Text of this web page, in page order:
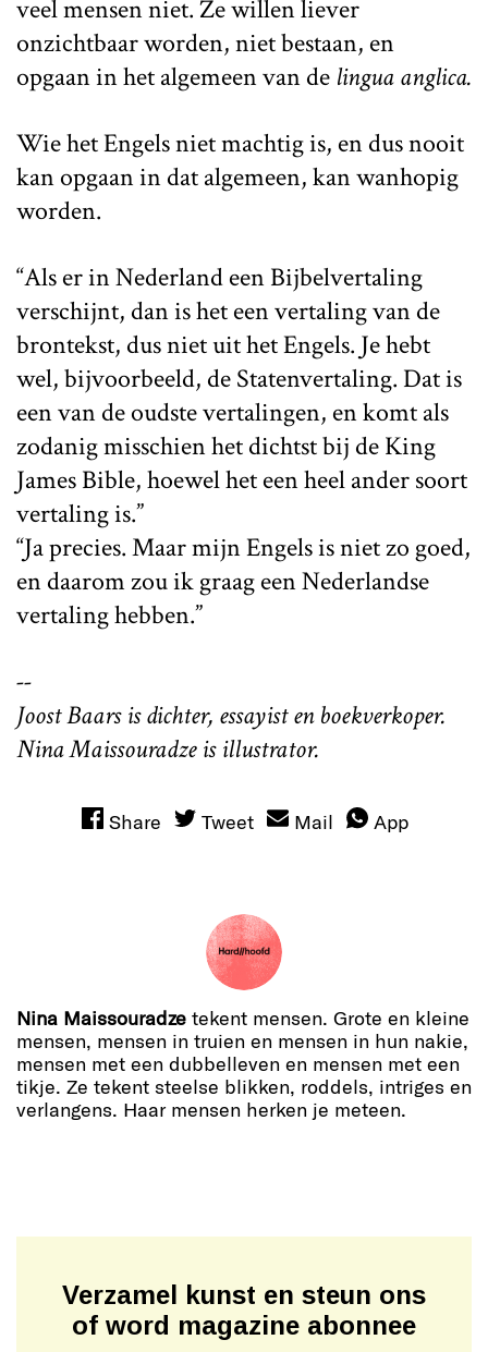
veel mensen niet. Ze willen liever
onzichtbaar worden, niet bestaan, en
opgaan in het algemeen van de lingua anglica.
Wie het Engels niet machtig is, en dus nooit
kan opgaan in dat algemeen, kan wanhopig
worden.
“Als er in Nederland een Bijbelvertaling
verschijnt, dan is het een vertaling van de
brontekst, dus niet uit het Engels. Je hebt
wel, bijvoorbeeld, de Statenvertaling. Dat is
een van de oudste vertalingen, en komt als
zodanig misschien het dichtst bij de King
James Bible, hoewel het een heel ander soort
vertaling is.”
“Ja precies. Maar mijn Engels is niet zo goed,
en daarom zou ik graag een Nederlandse
vertaling hebben.”
--
Joost Baars is dichter, essayist en boekverkoper.
Nina Maissouradze is illustrator.
Share Tweet Mail App
Nina Maissouradze tekent mensen. Grote en kleine
mensen, mensen in truien en mensen in hun nakie,
mensen met een dubbelleven en mensen met een
tikje. Ze tekent steelse blikken, roddels, intriges en
verlangens. Haar mensen herken je meteen.
Verzamel kunst en steun ons
of word magazine abonnee